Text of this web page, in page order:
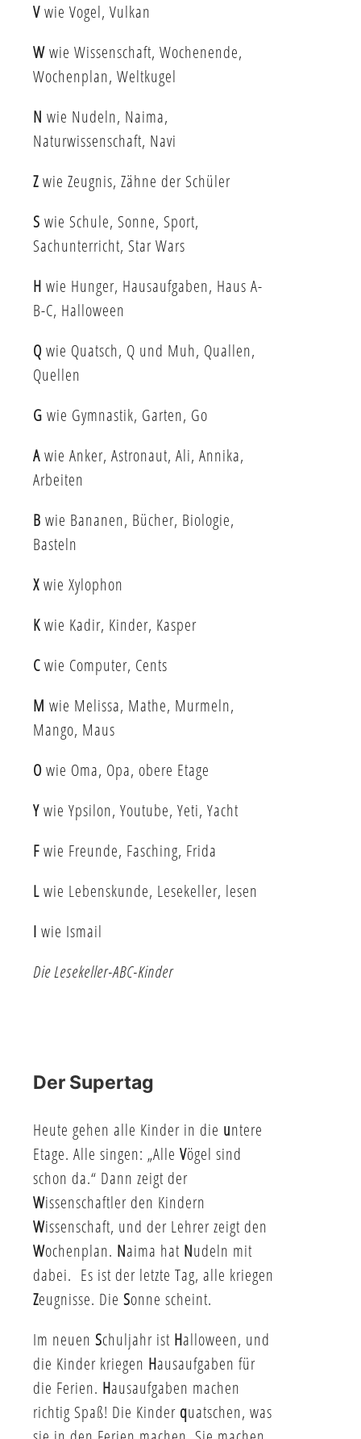
Vwie Vogel, Vulkan
Wwie Wissenschaft, Wochenende,
Wochenplan, Weltkugel
N wie Nudeln, Naima,
Naturwissenschaft, Navi
Zwie Zeugnis, Zähne der Schüler
S wie Schule, Sonne, Sport,
Sachunterricht, Star Wars
H wie Hunger, Hausaufgaben, Haus A-
B-C, Halloween
Qwie Quatsch, Q und Muh, Quallen,
Quellen
G wie Gymnastik, Garten, Go
Awie Anker, Astronaut, Ali, Annika,
Arbeiten
B wie Bananen, Bücher, Biologie,
Basteln
Xwie Xylophon
Kwie Kadir, Kinder, Kasper
Cwie Computer, Cents
M wie Melissa, Mathe, Murmeln,
Mango, Maus
Owie Oma, Opa, obere Etage
Ywie Ypsilon, Youtube, Yeti, Yacht
Fwie Freunde, Fasching, Frida
Lwie Lebenskunde, Lesekeller, lesen
I wie Ismail
Die Lesekeller-ABC-Kinder
Der Supertag
Heute gehen alle Kinder in die untere
Etage. Alle singen: „Alle Vögel sind
schon da.“ Dann zeigt der
Wissenschaftler den Kindern
Wissenschaft, und der Lehrer zeigt den
Wochenplan. Naima hat Nudeln mit
dabei. Es ist der letzte Tag, alle kriegen
Zeugnisse. Die Sonne scheint.
Im neuen Schuljahr ist Halloween, und
die Kinder kriegen Hausaufgaben für
die Ferien. Hausaufgaben machen
richtig Spaß! Die Kinder quatschen, was